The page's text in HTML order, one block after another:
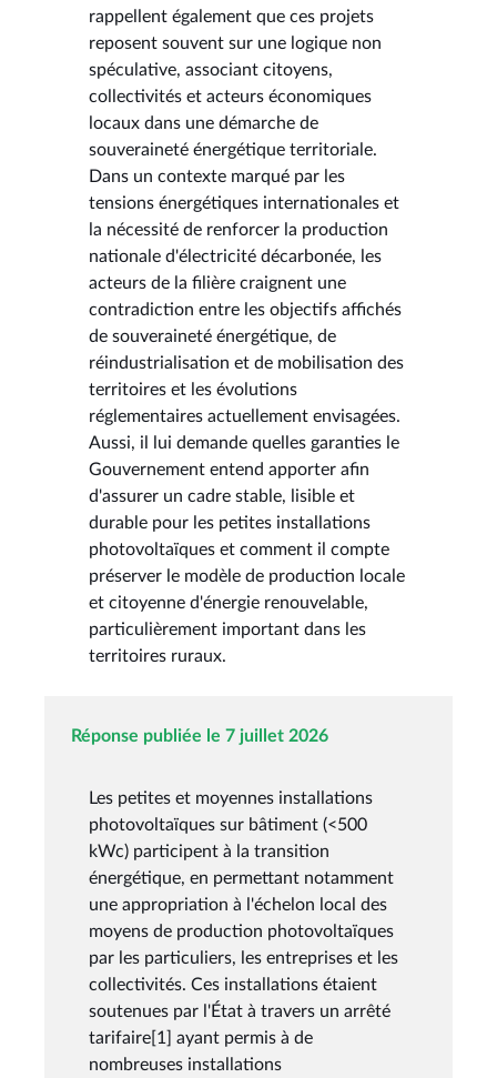
rappellent également que ces projets
reposent souvent sur une logique non
spéculative, associant citoyens,
collectivités et acteurs économiques
locaux dans une démarche de
souveraineté énergétique territoriale.
Dans un contexte marqué par les
tensions énergétiques internationales et
la nécessité de renforcer la production
nationale d'électricité décarbonée, les
acteurs de la filière craignent une
contradiction entre les objectifs affichés
de souveraineté énergétique, de
réindustrialisation et de mobilisation des
territoires et les évolutions
réglementaires actuellement envisagées.
Aussi, il lui demande quelles garanties le
Gouvernement entend apporter afin
d'assurer un cadre stable, lisible et
durable pour les petites installations
photovoltaïques et comment il compte
préserver le modèle de production locale
et citoyenne d'énergie renouvelable,
particulièrement important dans les
territoires ruraux.
Réponse publiée le 7 juillet 2026
Les petites et moyennes installations
photovoltaïques sur bâtiment (<500
kWc) participent à la transition
énergétique, en permettant notamment
une appropriation à l'échelon local des
moyens de production photovoltaïques
par les particuliers, les entreprises et les
collectivités. Ces installations étaient
soutenues par l'État à travers un arrêté
tarifaire[1] ayant permis à de
nombreuses installations